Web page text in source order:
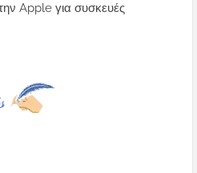
Apple για συσκευές